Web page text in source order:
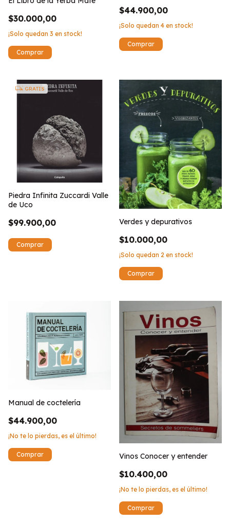
$30.000,00
¡Solo quedan 3 en stock!
$44.900,00
¡Solo quedan 4 en stock!
GRATIS
Piedra Infinita Zuccardi Valle
de Uco
$99.900,00 Verdes y depurativos
$10.000,00
¡Solo quedan 2 en stock!
Manual de coctelería
$44.900,00
¡No te lo pierdas, es el último!
Vinos Conocer y entender
$10.400,00
¡No te lo pierdas, es el último!